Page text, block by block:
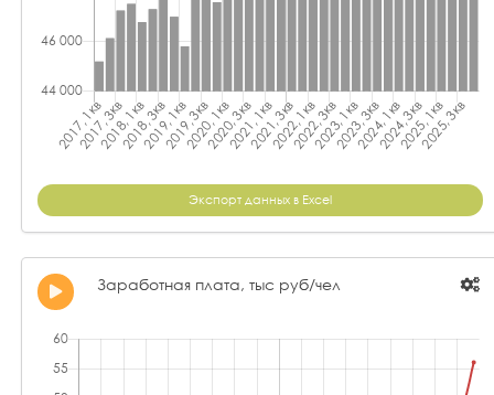
Экспорт данных в Excel
Заработная плата, тыс руб/чел